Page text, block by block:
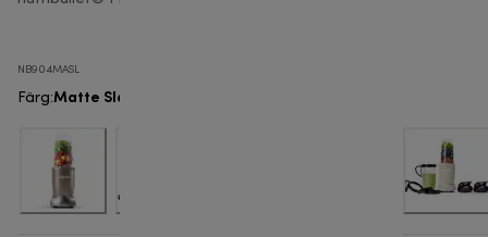
NB904MASL
Färg:Matte Slate